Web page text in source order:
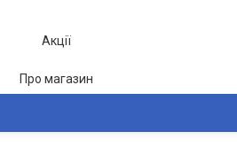
Акції
Про магазин